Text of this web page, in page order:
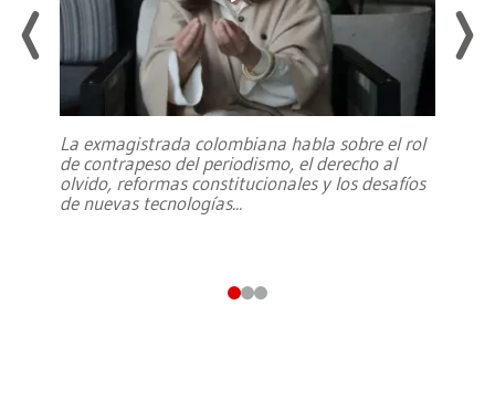
La exmagistrada colombiana habla sobre el rol
de contrapeso del periodismo, el derecho al
olvido, reformas constitucionales y los desafíos
de nuevas tecnologías...